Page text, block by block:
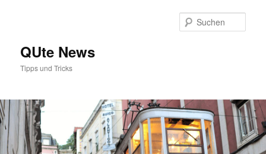
QUte News
Tipps und Tricks